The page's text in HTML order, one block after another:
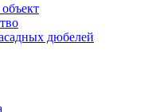
дюбелей